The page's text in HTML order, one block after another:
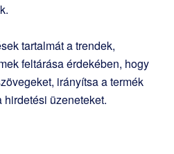
tartalmát a trendek,
feltárása érdekében, hogy
irányítsa a termék
hirdetési üzeneteket.